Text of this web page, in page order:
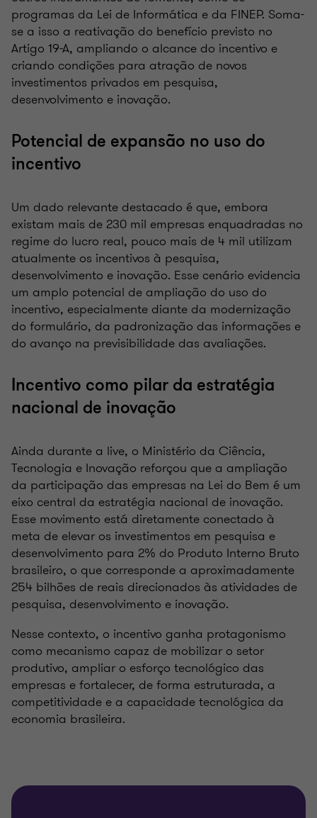
programas da Lei de Informática e da FINEP. Soma-
se a isso a reativação do benefício previsto no
Artigo 19-A, ampliando o alcance do incentivo e
criando condições para atração de novos
investimentos privados em pesquisa,
desenvolvimento e inovação.
Potencial de expansão no uso do
incentivo
Um dado relevante destacado é que, embora
existam mais de 230 mil empresas enquadradas no
regime do lucro real, pouco mais de 4 mil utilizam
atualmente os incentivos à pesquisa,
desenvolvimento e inovação. Esse cenário evidencia
um amplo potencial de ampliação do uso do
incentivo, especialmente diante da modernização
do formulário, da padronização das informações e
do avanço na previsibilidade das avaliações.
Incentivo como pilar da estratégia
nacional de inovação
Ainda durante a live, o Ministério da Ciência,
Tecnologia e Inovação reforçou que a ampliação
da participação das empresas na Lei do Bem é um
eixo central da estratégia nacional de inovação.
Esse movimento está diretamente conectado à
meta de elevar os investimentos em pesquisa e
desenvolvimento para 2% do Produto Interno Bruto
brasileiro, o que corresponde a aproximadamente
254 bilhões de reais direcionados às atividades de
pesquisa, desenvolvimento e inovação.
Nesse contexto, o incentivo ganha protagonismo
como mecanismo capaz de mobilizar o setor
produtivo, ampliar o esforço tecnológico das
empresas e fortalecer, de forma estruturada, a
competitividade e a capacidade tecnológica da
economia brasileira.